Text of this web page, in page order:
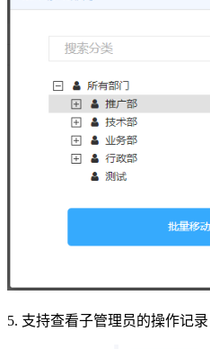
5. 支持查看子管理员的操作记录